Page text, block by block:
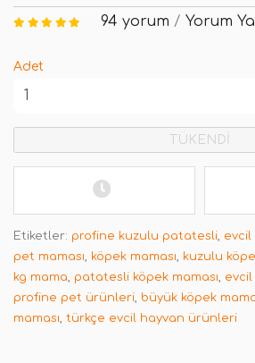
94 yorum / Yorum
Adet
TÜKENDİ
Etiketler: profine kuzulu patatesli, evcil
pet maması, köpek maması, kuzulu
kg mama, patatesli köpek maması,
profine pet ürünleri, büyük köpek
maması, türkçe evcil hayvan ürünleri